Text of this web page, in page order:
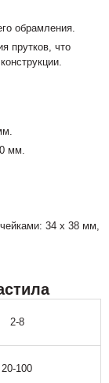
обрамления.
прутков, что
мм.
34 х 38 мм,
2-8
20-100